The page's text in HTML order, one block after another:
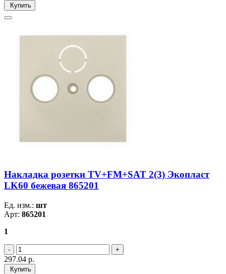
Купить
Накладка розетки TV+FM+SAT 2(3) Экопласт
LK60 бежевая 865201
Ед. изм.: шт
Арт: 865201
1
297.04 р.
Купить